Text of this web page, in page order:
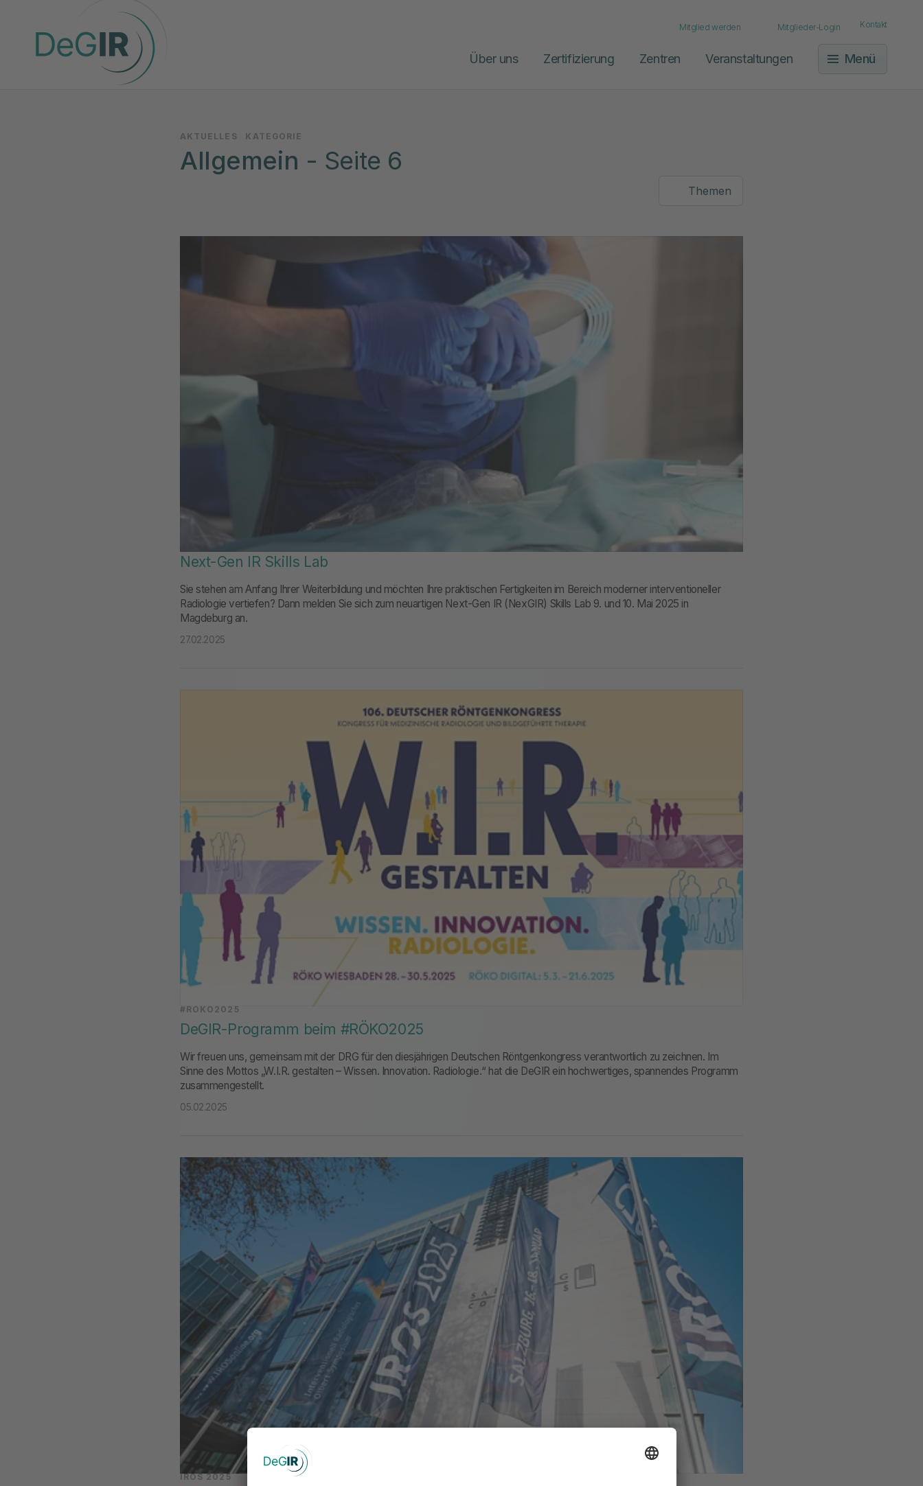
Mitglied werden Mitglieder-Login Kontakt
Über uns Zertifizierung Zentren Veranstaltungen Menü
AKTUELLES KATEGORIE
Allgemein - Seite 6
Themen
Next-Gen IR Skills Lab
Sie stehen am Anfang Ihrer Weiterbildung und möchten Ihre praktischen Fertigkeiten im Bereich moderner interventioneller
Radiologie vertiefen? Dann melden Sie sich zum neuartigen Next-Gen IR (NexGIR) Skills Lab 9. und 10. Mai 2025 in
Magdeburg an.
27.02.2025
#RÖKO2025
DeGIR-Programm beim #RÖKO2025
Wir freuen uns, gemeinsam mit der DRG für den diesjährigen Deutschen Röntgen­kongress verantwortlich zu zeichnen. Im
Sinne des Mottos „W.I.R. gestalten – Wissen. Innovation. Radiologie.“ hat die DeGIR ein hochwertiges, spannendes Programm
zusammengestellt.
05.02.2025
IROS 2025